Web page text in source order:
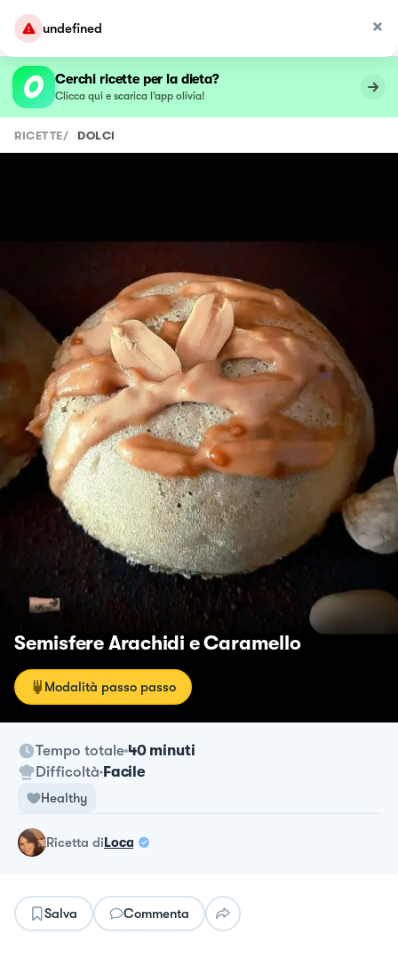
undefined
Cerchi ricette per la dieta?
Clicca qui e scarica l’app olivia!
RICETTE/ DOLCI
Semisfere Arachidi e Caramello
Modalità passo passo
Tempo totale 40 minuti
Difficoltà Facile
Healthy
ricetta diLoca
Salva Commenta